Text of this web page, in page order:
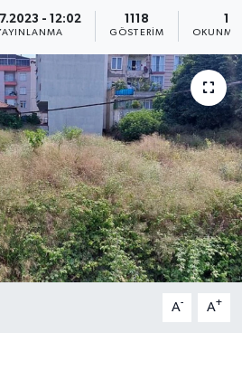
- 12:02 1118
GÖSTERIM
1
OKUNMA
A- A+